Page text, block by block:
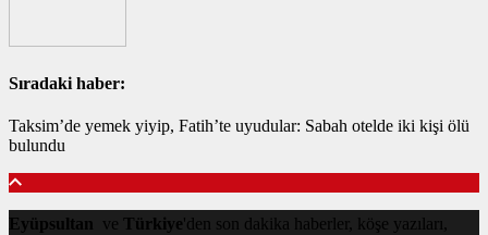
Sıradaki haber:
Taksim’de yemek yiyip, Fatih’te uyudular: Sabah otelde iki kişi ölü
bulundu
Eyüpsultan ve Türkiye'den son dakika haberler, köşe yazıları,